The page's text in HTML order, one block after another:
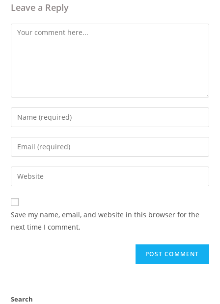
Leave a Reply
Comment
Enter
your
name
comment
Enter
your
email
address
comment
Enter
your
website
URL
(optional)
Save my name, email, and website in this browser for the
next time I comment.
Search